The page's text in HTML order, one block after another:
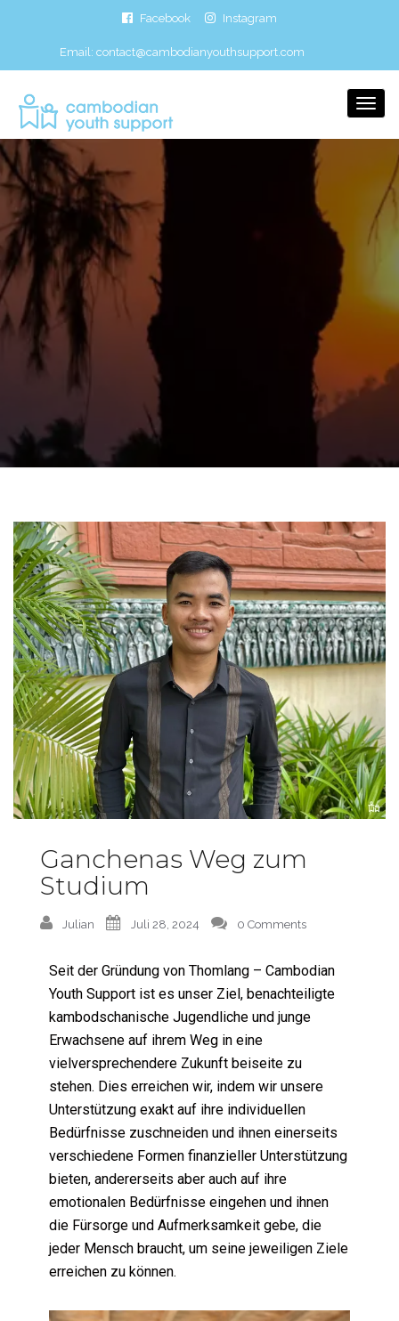
Facebook Instagram
Email: contact@cambodianyouthsupport.com
Ganchenas Weg zum
Studium
Julian Juli 28, 2024 0 Comments
Seit der Gründung von Thomlang – Cambodian
Youth Support ist es unser Ziel, benachteiligte
kambodschanische Jugendliche und junge
Erwachsene auf ihrem Weg in eine
vielversprechendere Zukunft beiseite zu
stehen. Dies erreichen wir, indem wir unsere
Unterstützung exakt auf ihre individuellen
Bedürfnisse zuschneiden und ihnen einerseits
verschiedene Formen finanzieller Unterstützung
bieten, andererseits aber auch auf ihre
emotionalen Bedürfnisse eingehen und ihnen
die Fürsorge und Aufmerksamkeit gebe, die
jeder Mensch braucht, um seine jeweiligen Ziele
erreichen zu können.